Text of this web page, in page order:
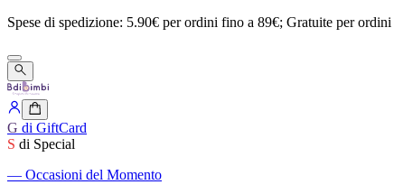
Spese di spedizione: 5.90€ perordini fino a 89€; Gratuite perordini
G di GiftCard
S di Special
― Occasioni del Momento